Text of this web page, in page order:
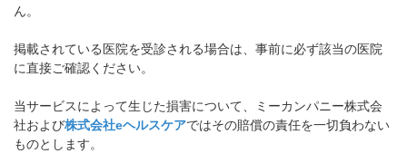
ん。
掲載されている医院を受診される場合は、事前に必ず該当の医院
に直接ご確認ください。
当サービスによって生じた損害について、ミーカンパニー株式会
社および株式会社eヘルスケアではその賠償の責任を一切負わない
ものとします。